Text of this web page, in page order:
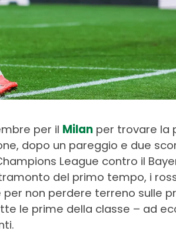
per il Milan per trovare la
dopo un pareggio e due
League contro il
del primo tempo, i
non perdere terreno sulle
le prime della classe – ad